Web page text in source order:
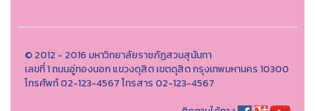
© 2012 - 2016 มหาวิทยาลัยราชภัฏสวนสุนันทา
เลขที่ 1 ถนนอู่ทองนอก แขวงดุสิต เขตดุสิต กรุงเทพมหานคร 10300
โทรศัพท์ 02-123-4567 โทรสาร 02-123-4567